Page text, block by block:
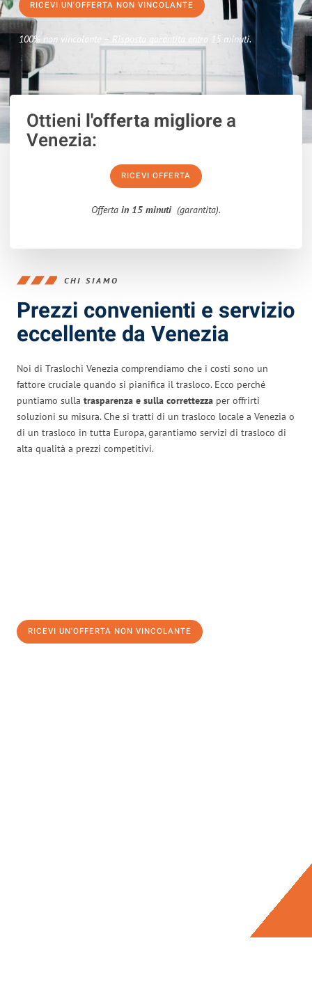
RICEVI UN'OFFERTA NON VINCOLANTE
100% non vincolante – Risposta garantita entro 15 minuti.
Ottieni l'offerta migliorea
Venezia:
RICEVI OFFERTA
Offerta in 15 minuti (garantita).
CHI SIAMO
Prezzi convenienti e servizio
eccellente da Venezia
Noi di Traslochi Venezia comprendiamo che i costi sono un
fattore cruciale quando si pianifica il trasloco. Ecco perché
puntiamo sulla trasparenza e sulla correttezza per offrirti
soluzioni su misura. Che si tratti di un trasloco locale a Venezia o
di un trasloco in tutta Europa, garantiamo servizi di trasloco di
alta qualità a prezzi competitivi.
RICEVI UN'OFFERTA NON VINCOLANTE